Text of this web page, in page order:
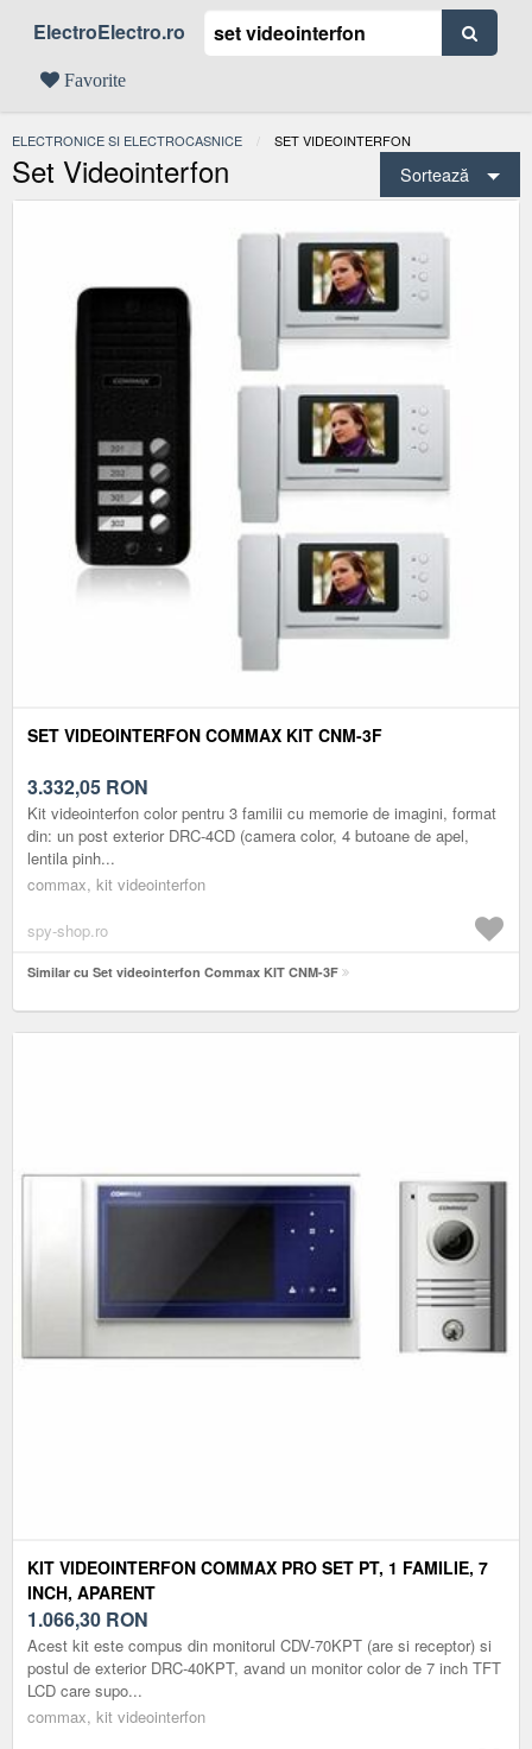
ElectroElectro.ro
Favorite
ELECTRONICE SI ELECTROCASNICE ACTUAL:
SET VIDEOINTERFON
Set Videointerfon Sortează
SET VIDEOINTERFON COMMAX KIT CNM-3F
3.332,05 RON
Kit videointerfon color pentru 3 familii cu memorie de imagini, format
din: un post exterior DRC-4CD (camera color, 4 butoane de apel,
lentila pinh...
commax, kit videointerfon
spy-shop.ro
Similar cu Set videointerfon Commax KIT CNM-3F
KIT VIDEOINTERFON COMMAX PRO SET PT, 1 FAMILIE, 7
INCH, APARENT
1.066,30 RON
Acest kit este compus din monitorul CDV-70KPT (are si receptor) si
postul de exterior DRC-40KPT, avand un monitor color de 7 inch TFT
LCD care supo...
commax, kit videointerfon